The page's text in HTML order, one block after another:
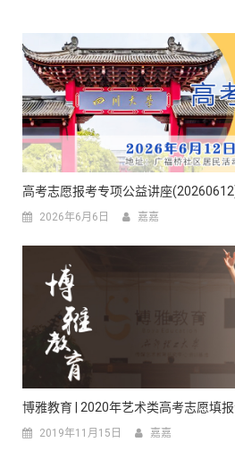
高考志愿报考专项公益讲座
2026年6月6日 嘉嘉
博雅教育 | 2020年艺术类高考志愿填
2019年11月15日 嘉嘉